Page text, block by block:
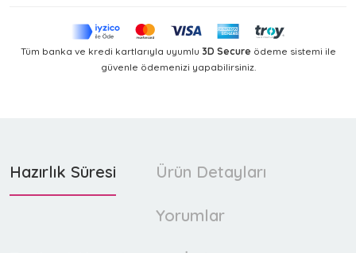
Tüm banka ve kredi kartlarıyla uyumlu 3D Secure ödeme sistemi ile
güvenle ödemenizi yapabilirsiniz.
Hazırlık Süresi Ürün Detayları
Yorumlar